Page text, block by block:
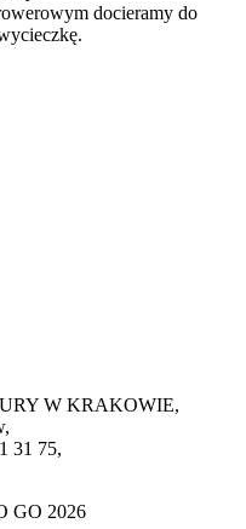
docieramy do
W KRAKOWIE,
31 75,
GO 2026